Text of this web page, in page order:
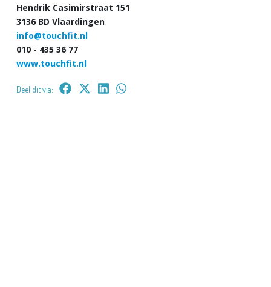
Hendrik Casimirstraat 151
3136 BD Vlaardingen
info@touchfit.nl
010 - 435 36 77
www.touchfit.nl
Deel dit via: